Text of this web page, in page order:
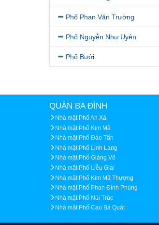
Phố Phan Văn Trường
Phố Nguyễn Như Uyên
Phố Bưởi
QUẬN BA ĐÌNH
Nhà mặt Phố An Xá
Nhà mặt Phố Kim Mã
Nhà mặt Phố Đào Tấn
Nhà mặt Phố Linh Lang
Nhà mặt Phố Giảng Võ
Nhà mặt Phố Liễu Giai
Nhà mặt Phố Kim Mã Thượng
Nhà mặt Phố Phan Đình Phùng
Nhà mặt Phố Núi Trúc
Nhà mặt Phố Cao Bá Quát